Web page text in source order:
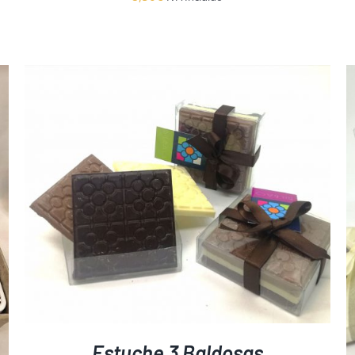
AÑADIR AL CARRITO / DETALLES